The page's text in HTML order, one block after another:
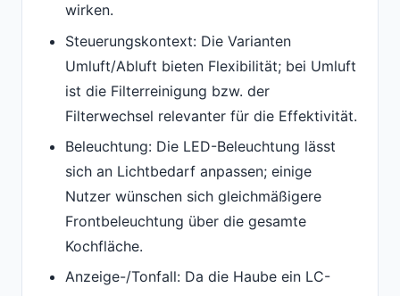
wirken.
Steuerungskontext: Die Varianten
Umluft/Abluft bieten Flexibilität; bei Umluft
ist die Filterreinigung bzw. der
Filterwechsel relevanter für die Effektivität.
Beleuchtung: Die LED-Beleuchtung lässt
sich an Lichtbedarf anpassen; einige
Nutzer wünschen sich gleichmäßigere
Frontbeleuchtung über die gesamte
Kochfläche.
Anzeige-/Tonfall: Da die Haube ein LC-